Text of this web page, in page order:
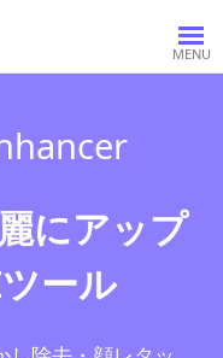
にアップ
ール